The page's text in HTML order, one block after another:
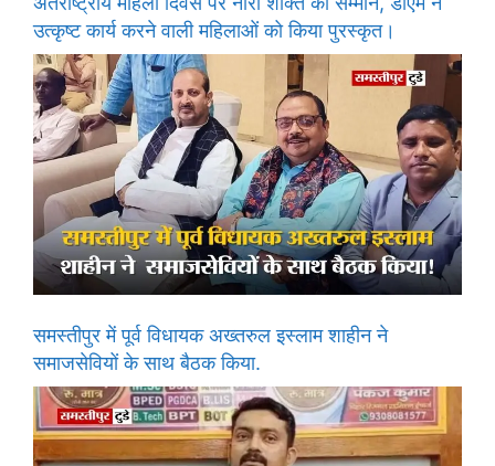
उत्कृष्ट कार्य करने वाली महिलाओं को किया पुरस्कृत।
समस्तीपुर में पूर्व विधायक अख्तरुल इस्लाम शाहीन ने
समाजसेवियों के साथ बैठक किया.